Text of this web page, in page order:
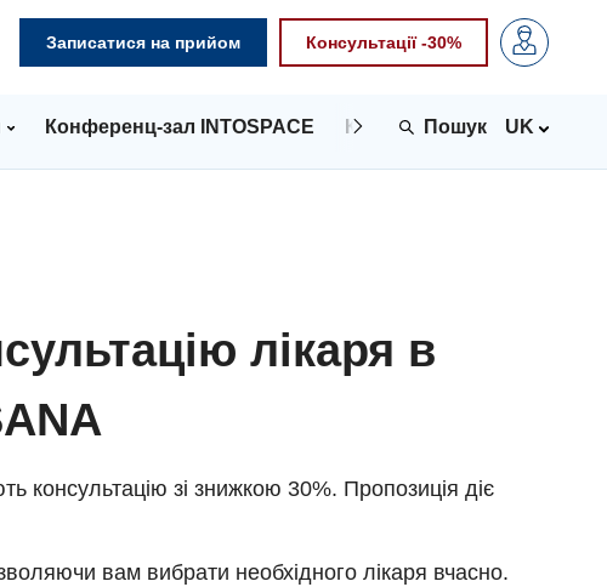
Записатися на прийом Консультації -30%
Конференц-зал INTOSPACE Контакти UK
лікаря в
консультацію зі знижкою 30%. Пропозиція діє
вам вибрати необхідного лікаря вчасно.